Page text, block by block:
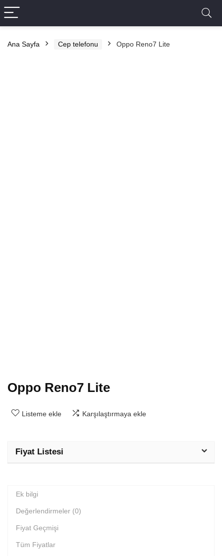
Ana Sayfa Cep telefonu Oppo Reno7 Lite
Oppo Reno7 Lite
Listeme ekle Karşılaştırmaya ekle
Fiyat Listesi
Ek bilgi
Değerlendirmeler (0)
Fiyat Geçmişi
Tüm Fiyatlar